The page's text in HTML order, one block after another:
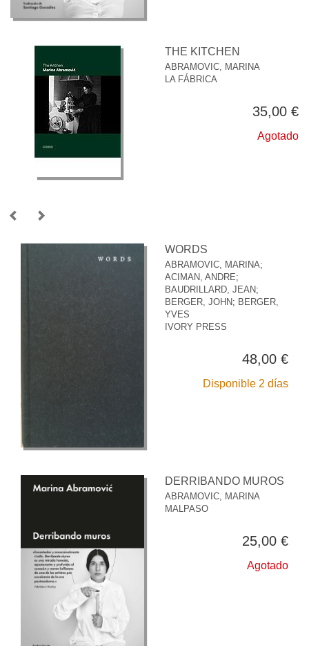
THE KITCHEN
ABRAMOVIC, MARINA
LA FÁBRICA
35,00 €
Agotado
WORDS
ABRAMOVIC, MARINA;
ACIMAN, ANDRE;
BAUDRILLARD, JEAN;
BERGER, JOHN; BERGER,
YVES
IVORY PRESS
48,00 €
Disponible 2 días
DERRIBANDO MUROS
ABRAMOVIC, MARINA
MALPASO
25,00 €
Agotado